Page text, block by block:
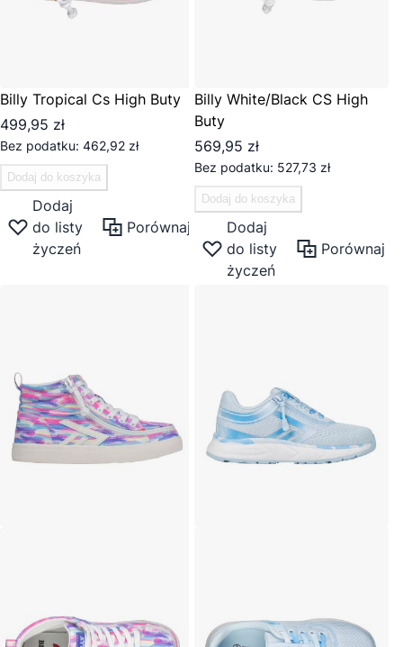
Billy Tropical Cs High Buty
499,95 zł
462,92 zł
Dodaj do koszyka
Dodaj
do listy
życzeń
Porównaj
Billy White/Black CS High
Buty
569,95 zł
527,73 zł
Dodaj do koszyka
Dodaj
do listy
życzeń
Porównaj